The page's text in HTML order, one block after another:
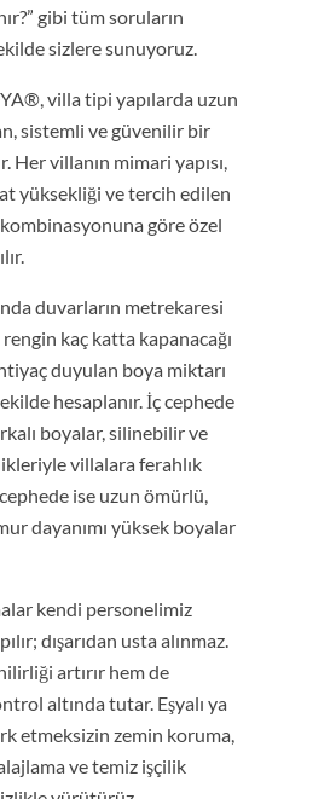
gibi tüm soruların
sizlere sunuyoruz.
villa tipi yapılarda uzun
sistemli ve güvenilir bir
Her villanın mimari yapısı,
yüksekliği ve tercih edilen
göre özel
duvarların metrekaresi
kaç katta kapanacağı
duyulan boya miktarı
hesaplanır. İç cephede
boyalar, silinebilir ve
villalara ferahlık
ise uzun ömürlü,
dayanımı yüksek boyalar
kendi personelimiz
dışarıdan usta alınmaz.
artırır hem de
altında tutar. Eşyalı ya
etmeksizin zemin koruma,
ve temiz işçilik